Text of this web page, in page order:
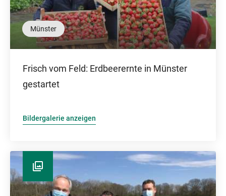
Münster
Frisch vom Feld: Erdbeerernte in Münster
gestartet
Bildergalerie anzeigen